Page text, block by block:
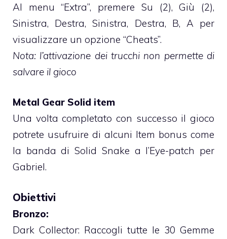
Al menu “Extra”, premere Su (2), Giù (2),
Sinistra, Destra, Sinistra, Destra, B, A per
visualizzare un opzione “Cheats”.
Nota: l’attivazione dei trucchi non permette di
salvare il gioco
Metal Gear Solid item
Una volta completato con successo il gioco
potrete usufruire di alcuni Item bonus come
la banda di Solid Snake a l’Eye-patch per
Gabriel.
Obiettivi
Bronzo:
Dark Collector: Raccogli tutte le 30 Gemme